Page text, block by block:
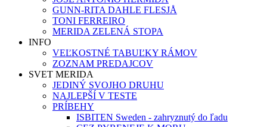
GUNN-RITA DAHLE FLESJÅ
TONI FERREIRO
MERIDA ZELENÁ STOPA
INFO
VEĽKOSTNÉ TABUĽKY RÁMOV
ZOZNAM PREDAJCOV
SVET MERIDA
JEDINÝ SVOJHO DRUHU
NAJLEPŠÍ V TESTE
PRÍBEHY
ISBITEN Sweden - zahryznutý do ľadu